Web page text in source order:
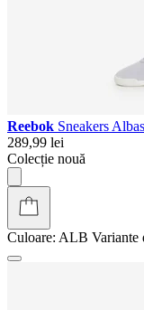
Reebok Sneakers
289,99 lei
Colecție nouă
Culoare: ALB Variante